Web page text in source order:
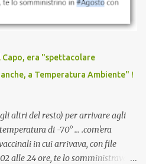
cercato di farti sentire una
mai visto un vaccino che minacci le
di sussistenza, il lavoro o la
un vaccino che permettesse a un
dei genitori. Dopo tutti i vaccini
Capo, era "spettacolare
a Temperatura Ambiente" !
gli altri del resto) per arrivare agli
di -70° ... .com'era
in cui arrivava, con file
alle 24 ore, te lo somministravano